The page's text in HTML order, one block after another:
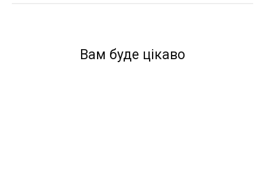
Вам буде цікаво